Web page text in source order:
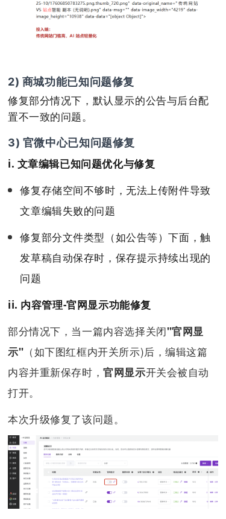
2) 商城功能已知问题修复
修复部分情况下，默认显示的公告与后台配
置不一致的问题。
3) 官微中心已知问题修复
i. 文章编辑已知问题优化与修复
修复存储空间不够时，无法上传附件导致
文章编辑失败的问题
修复部分文件类型（如公告等）下面，触
发草稿自动保存时，保存提示持续出现的
问题
ii. 内容管理-官网显示功能修复
部分情况下，当一篇内容选择关闭"官网显
示" （如下图红框内开关所示)后，编辑这篇
内容并重新保存时，官网显示开关会被自动
打开。
本次升级修复了该问题。